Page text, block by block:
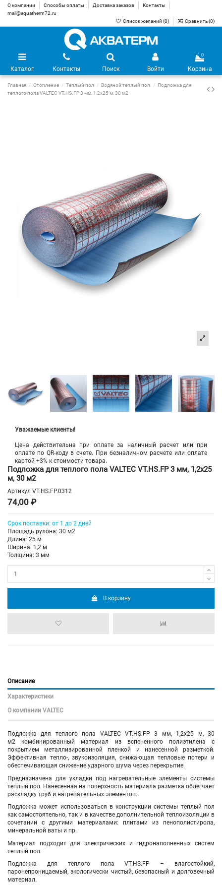
О компании Способы оплаты Доставка заказов
Контакты
mail@aquatherm72.ru
Список желаний (0) Сравнить (0)
Каталог Контакты Поиск Войти
0
Корзина
Главная Отопление Теплый пол Водяной теплый пол
Подложка для
теплого пола VALTEC VT.HS.FP 3 мм, 1,2х25 м, 30 м2
Уважаемые клиенты!
Цена действительна при оплате за наличный расчет или при
оплате по QR-коду в счете. При безналичном расчете или оплате
картой +3% к стоимости товара.
Подложка для теплого пола VALTEC VT.HS.FP 3 мм, 1,2х25
м, 30 м2
Артикул VT.HS.FP.0312
74,00 ₽
Срок поставки: от 1 до 2 дней
Площадь рулона: 30 м2
Длина: 25 м
Ширина: 1,2 м
Толщина: 3 мм
В корзину
Описание
Характеристики
О компании VALTEC
Подложка для теплого пола VALTEC VT.HS.FP 3 мм, 1,2х25 м, 30
м2 комбинированный материал из вспененного полиэтилена с
покрытием металлизированной пленкой и нанесенной разметкой.
Эффективная тепло-, звукоизоляция, снижающая тепловые потери и
обеспечивающая снижение ударного шума через перекрытие.
Предназначена для укладки под нагревательные элементы системы
теплый пол. Нанесенная на поверхность материала разметка облегчает
раскладку труб и нагревательных элементов.
Подложка может использоваться в конструкции системы теплый пол
как самостоятельно, так и в качестве дополнительной теплоизоляции в
сочетании с другими материалами: плитами из пенополистирола,
минеральной ваты и пр.
Материал подходит для электрических и гидронаполненных систем
теплый пол.
Подложка для теплого пола VT.HS.FP – влагостойкий,
паронепроницаемый, экологически чистый, безопасный и долговечный
материал.